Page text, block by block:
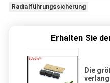
Radialführungssicherung
Erhalten Sie
Die